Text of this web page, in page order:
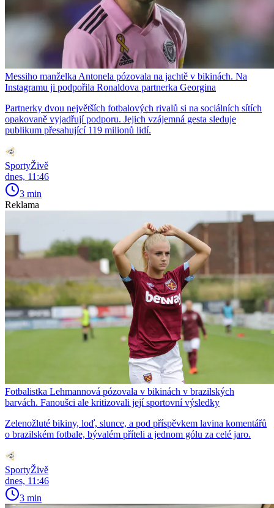
Messiho manželka Antonela pózovala na jachtě v bikinách. Na
Instagramu ji podpořila Ronaldova partnerka Georgina
Partnerky dvou největších fotbalových rivalů si na sociálních sítích
opakovaně vyjadřují podporu. Jejich vzájemná gesta sleduje
publikum přesahující 119 milionů lidí.
SportyŽivě
dnes, 11:46
3 min
Reklama
Fotbalistka Lehmannová pózovala v bikinách v brazilských
barvách. Fanoušci ale kritizovali její sportovní výsledky
Zelenožluté bikiny, loď, slunce, a pod příspěvkem lavina komentářů
o brazilském fotbale, bývalém příteli a jednom gólu za celé jaro.
SportyŽivě
dnes, 11:46
3 min